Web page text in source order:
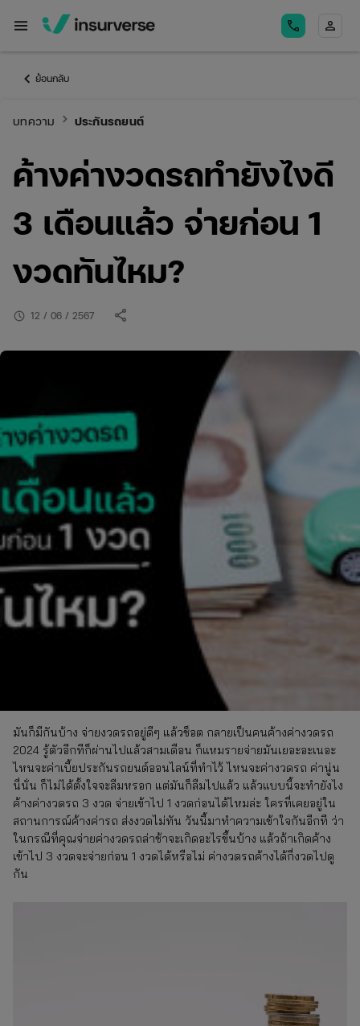
menu call person
keyboard_arrow_left ย้อนกลับ
บทความ keyboard_arrow_right ประกันรถยนต์
ค้างค่างวดรถทำยังไงดี
3 เดือนแล้ว จ่ายก่อน 1
งวดทันไหม?
schedule 12 / 06 / 2567 share
มันก็มีกันบ้าง จ่ายงวดรถอยู่ดีๆ แล้วช็อต กลายเป็นคนค้างค่างวดรถ
2024 รู้ตัวอีกทีก็ผ่านไปแล้วสามเดือน ก็แหมรายจ่ายมันเยอะอะเนอะ
ไหนจะค่าเบี้ยประกันรถยนต์ออนไลน์ที่ทำไว้ ไหนจะค่างวดรถ ค่านู่น
นี่นั่น ก็ไม่ได้ตั้งใจจะลืมหรอก แต่มันก็ลืมไปแล้ว แล้วแบบนี้จะทำยังไง
ค้างค่างวดรถ 3 งวด จ่ายเข้าไป 1 งวดก่อนได้ไหมล่ะ ใครที่เคยอยู่ใน
สถานการณ์ค้างค่ารถ ส่งงวดไม่ทัน วันนี้มาทำความเข้าใจกันอีกที ว่า
ในกรณีที่คุณจ่ายค่างวดรถล่าช้าจะเกิดอะไรขึ้นบ้าง แล้วถ้าเกิดค้าง
เข้าไป 3 งวดจะจ่ายก่อน 1 งวดได้หรือไม่ ค่างวดรถค้างได้กี่งวดไปดู
กัน